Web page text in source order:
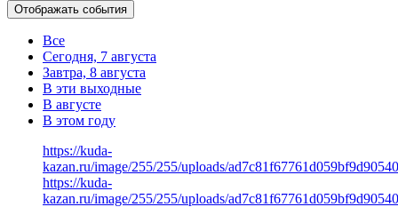
Отображать события
Все
Сегодня, 7 августа
Завтра, 8 августа
В эти выходные
В августе
В этом году
https://kuda-
kazan.ru/image/255/255/uploads/
https://kuda-
kazan.ru/image/255/255/uploads/